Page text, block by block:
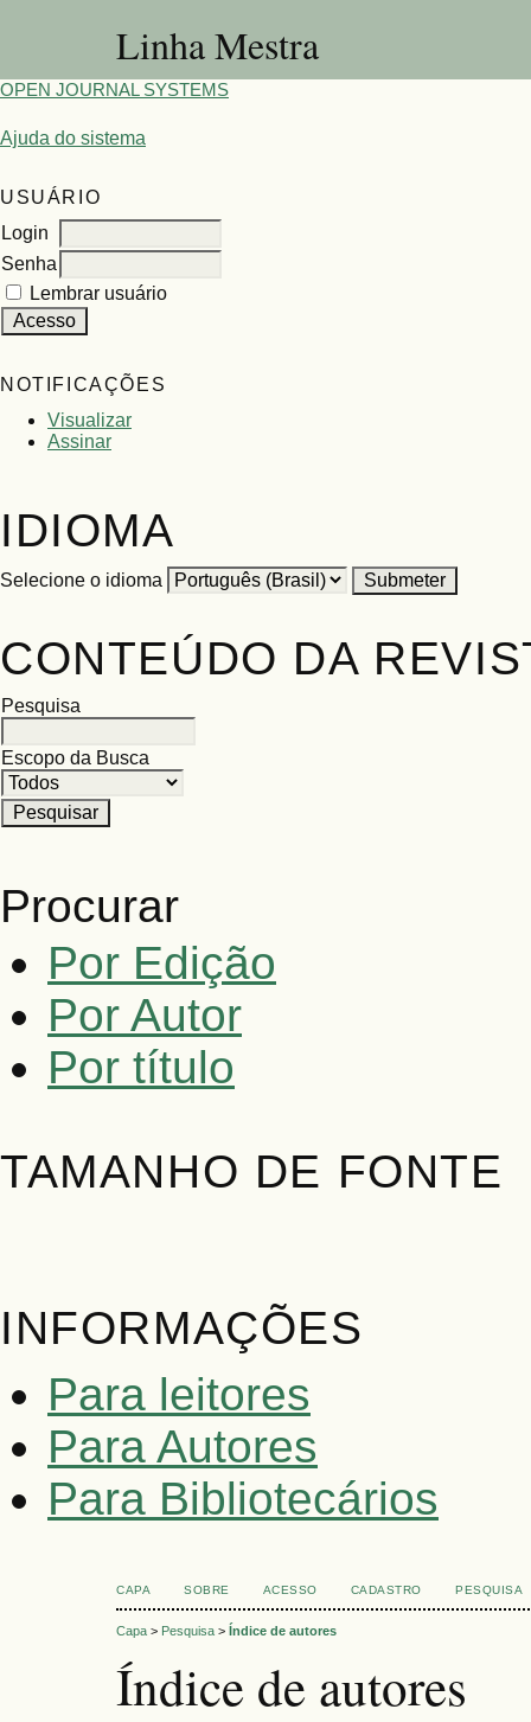
Linha Mestra
OPEN JOURNAL SYSTEMS
Ajuda do sistema
USUÁRIO
Login
Senha
Lembrar usuário
NOTIFICAÇÕES
Visualizar
Assinar
IDIOMA
Selecione o idioma
CONTEÚDO DA
Pesquisa
Escopo da Busca
Procurar
Por Edição
Por Autor
Por título
TAMANHO DE FONTE
INFORMAÇÕES
Para leitores
Para Autores
Para Bibliotecários
CAPA SOBRE ACESSO CADASTRO PESQUISA
Capa > Pesquisa > Índice de autores
Índice de autores